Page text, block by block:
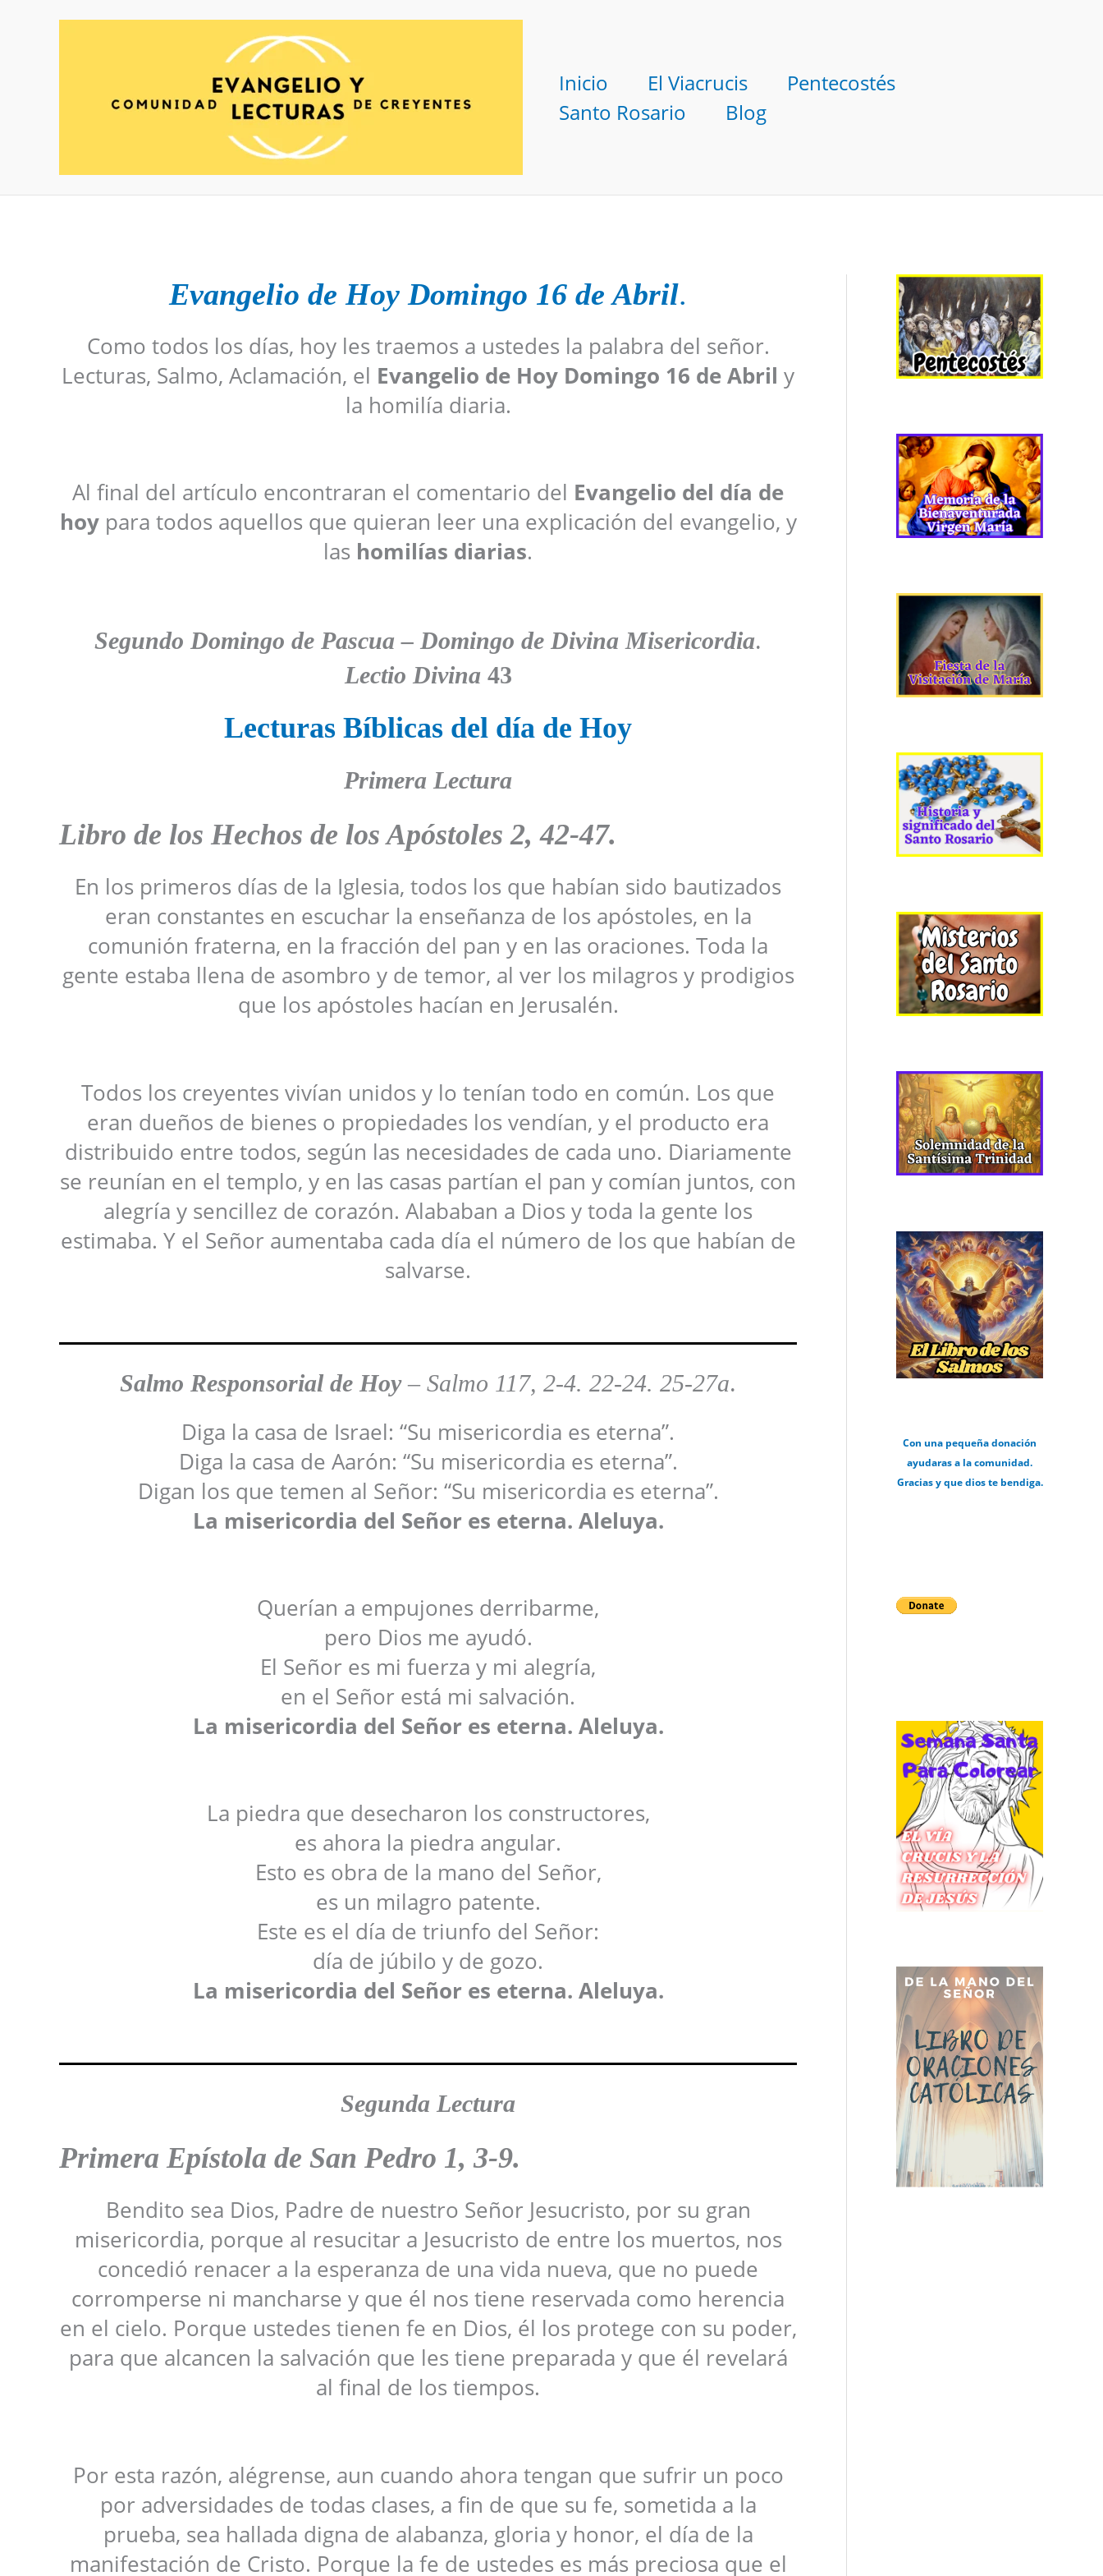
Inicio El Viacrucis
Pentecostés
Santo Rosario
Blog
Evangelio de Hoy Domingo 16 de Abril.
Como todos los días, hoy les traemos a ustedes la palabra del señor.
Lecturas, Salmo, Aclamación, el Evangelio de Hoy Domingo 16 de Abril y
la homilía diaria.
Al final del artículo encontraran el comentario del Evangelio del día de
hoypara todos aquellos que quieran leer una explicación del evangelio, y
las homilías diarias.
Segundo Domingo de Pascua – Domingo de Divina Misericordia.
Lectio Divina 43
Lecturas Bíblicas del día de Hoy
Primera Lectura
Libro de los Hechos de los Apóstoles 2, 42-47.
En los primeros días de la Iglesia, todos los que habían sido bautizados
eran constantes en escuchar la enseñanza de los apóstoles, en la
comunión fraterna, en la fracción del pan y en las oraciones. Toda la
gente estaba llena de asombro y de temor, al ver los milagros y prodigios
que los apóstoles hacían en Jerusalén.
Todos los creyentes vivían unidos y lo tenían todo en común. Los que
eran dueños de bienes o propiedades los vendían, y el producto era
distribuido entre todos, según las necesidades de cada uno. Diariamente
se reunían en el templo, y en las casas partían el pan y comían juntos, con
alegría y sencillez de corazón. Alababan a Dios y toda la gente los
estimaba. Y el Señor aumentaba cada día el número de los que habían de
salvarse.
Salmo Responsorial de Hoy– Salmo 117, 2-4. 22-24. 25-27a.
Diga la casa de Israel: “Su misericordia es eterna”.
Diga la casa de Aarón: “Su misericordia es eterna”.
Digan los que temen al Señor: “Su misericordia es eterna”.
La misericordia del Señor es eterna. Aleluya.
Querían a empujones derribarme,
pero Dios me ayudó.
El Señor es mi fuerza y mi alegría,
en el Señor está mi salvación.
La misericordia del Señor es eterna. Aleluya.
La piedra que desecharon los constructores,
es ahora la piedra angular.
Esto es obra de la mano del Señor,
es un milagro patente.
Este es el día de triunfo del Señor:
día de júbilo y de gozo.
La misericordia del Señor es eterna. Aleluya.
Segunda Lectura
Primera Epístola de San Pedro 1, 3-9.
Bendito sea Dios, Padre de nuestro Señor Jesucristo, por su gran
misericordia, porque al resucitar a Jesucristo de entre los muertos, nos
concedió renacer a la esperanza de una vida nueva, que no puede
corromperse ni mancharse y que él nos tiene reservada como herencia
en el cielo. Porque ustedes tienen fe en Dios, él los protege con su poder,
para que alcancen la salvación que les tiene preparada y que él revelará
al final de los tiempos.
Por esta razón, alégrense, aun cuando ahora tengan que sufrir un poco
por adversidades de todas clases, a fin de que su fe, sometida a la
prueba, sea hallada digna de alabanza, gloria y honor, el día de la
manifestación de Cristo. Porque la fe de ustedes es más preciosa que el
Con una pequeña donación
ayudaras a la comunidad.
Gracias y que dios te bendiga.